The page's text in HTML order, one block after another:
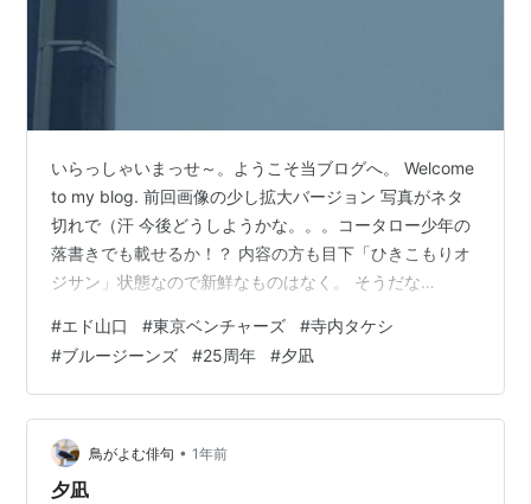
いらっしゃいまっせ～。ようこそ当ブログへ。 Welcome
to my blog. 前回画像の少し拡大バージョン 写真がネタ
切れで（汗 今後どうしようかな。。。コータロー少年の
落書きでも載せるか！？ 内容の方も目下「ひきこもりオ
ジサン」状態なので新鮮なものはなく。 そうだな
んをご存じでしょうか？（モト冬樹さんのお兄さん。）
「釣り」関係でご存じの方も多いかもしれませんね。 エ
ドさん率いる「東京ベンチャーズ」（以前掲載のとは別
バンドです）の演奏からこちら如何でしょう！？
www.youtube.com 西湘バイパス行ったことない（走っ
たことない…
#エド山口 #東京ベンチャーズ #寺内タケシ
#ブルージーンズ #25周年 #夕凪
鳥がよむ俳句 • 1年前
夕凪